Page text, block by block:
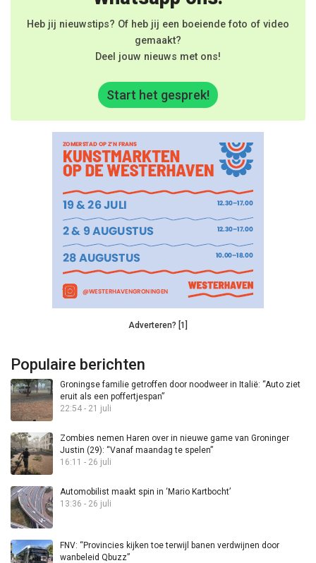
Heb jij nieuwstips? Of heb jij een boeiende foto of video
gemaakt?
Deel jouw nieuws met ons!
Start het gesprek!
Adverteren? [1]
Populaire berichten
Groningse familie getroffen door noodweer in Italië: “Auto ziet
eruit als een poffertjespan”
22:54 - 21 juli
Zombies nemen Haren over in nieuwe game van Groninger
Justin (29): “Vanaf maandag te spelen”
16:11 - 26 juli
Automobilist maakt spin in ‘Mario Kartbocht’
13:36 - 26 juli
FNV: “Provincies kijken toe terwijl banen verdwijnen door
wanbeleid Qbuzz”